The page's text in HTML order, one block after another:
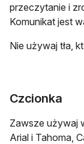
przeczytanie i
Komunikat jest
Nie używaj tła,
Czcionka
Zawsze używaj
Arial i Tahoma,